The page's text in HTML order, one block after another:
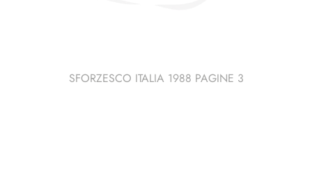
SFORZESCO ITALIA 1988 PAGINE 3